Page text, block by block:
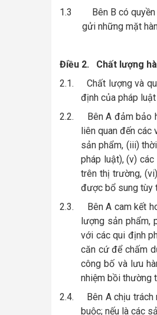
1.3
Bên B có
gửi những mặt
Điều 2.
Chất lượng
2.1.
Chất lượng và
định của pháp
2.2.
Bên A đảm bảo
liên quan đến các
sản phẩm, (iii)
pháp luật), (v)
trên thị trường,
được bổ sung tùy
2.3.
Bên A cam kết
lượng sản phẩm,
với các qui định
căn cứ để chấm
công bố và lưu
nhiệm bồi thường
2.4.
Bên A chịu
buộc; nếu là các